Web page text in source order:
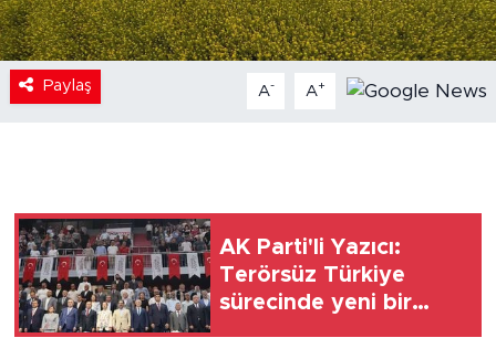
Paylaş A- A+
AK Parti'li Yazıcı:
Terörsüz Türkiye
sürecinde yeni bir